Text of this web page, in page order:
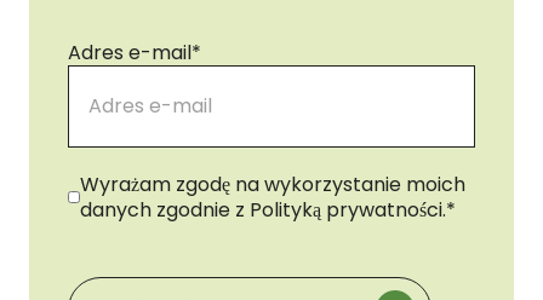
Adres e-mail*
Zgoda*
Wyrażam zgodę na wykorzystanie moich
danych zgodnie z Polityką prywatności.*